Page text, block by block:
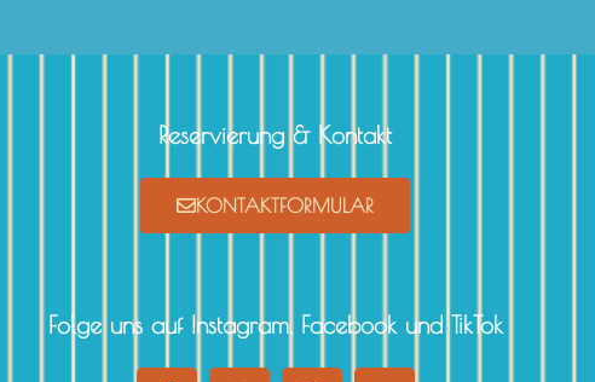
Reservierung & Kontakt
KONTAKTFORMULAR
Folge uns auf Instagram, Facebook und TikTok